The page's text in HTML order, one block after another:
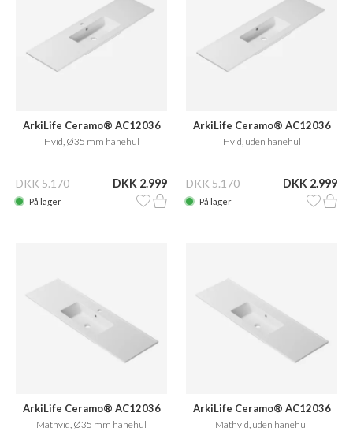
ArkiLife Ceramo® AC12036
Hvid, Ø35 mm hanehul
DKK 5.170 DKK 2.999
På lager
ArkiLife Ceramo® AC12036
Hvid, uden hanehul
DKK 5.170 DKK 2.999
På lager
ArkiLife Ceramo® AC12036
Mathvid, Ø35 mm hanehul
ArkiLife Ceramo® AC12036
Mathvid, uden hanehul